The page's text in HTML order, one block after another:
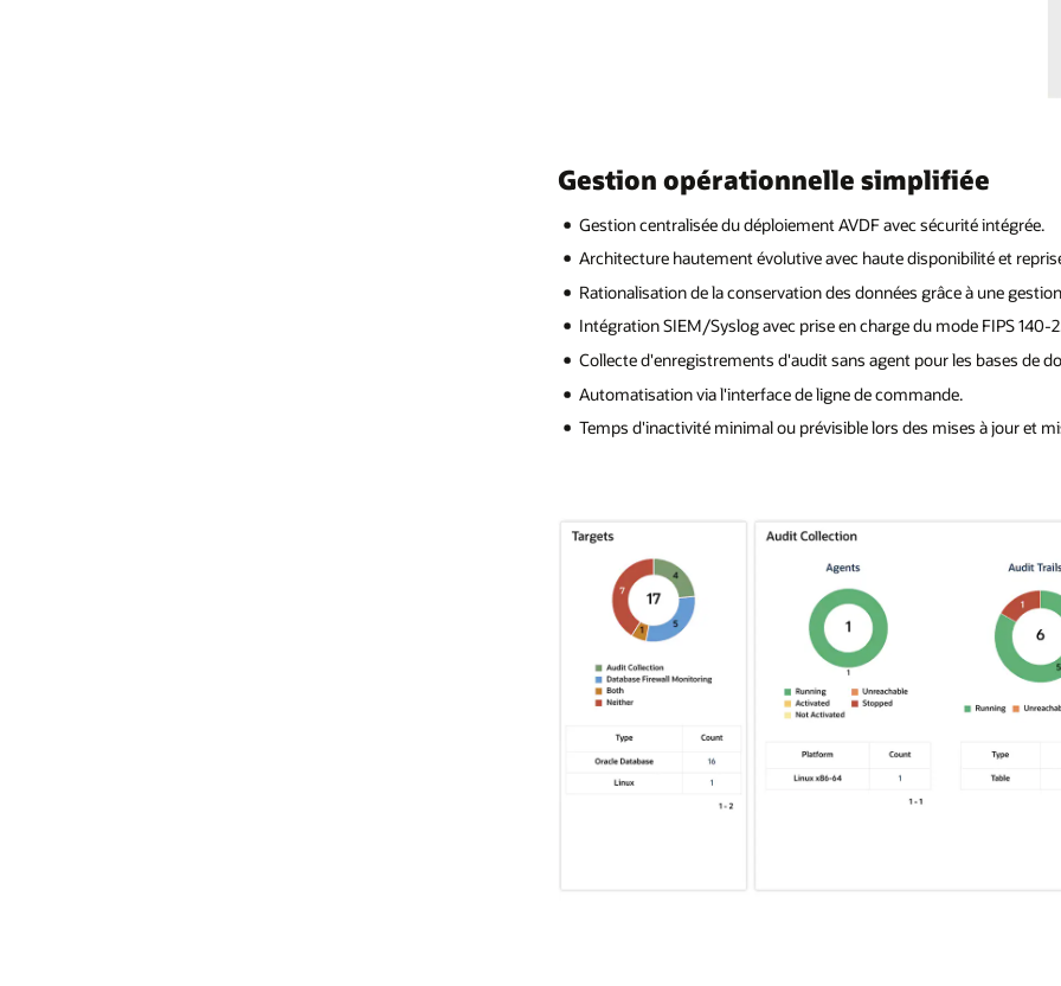
Gestion opérationnelle simplifiée
Gestion centralisée du déploiement AVDF avec sécurité intégrée.
Architecture hautement évolutive avec haute disponibilité et
Rationalisation de la conservation des données grâce à une
Intégration SIEM/Syslog avec prise en charge du mode FIPS 140-
Collecte d'enregistrements d'audit sans agent pour les bases de
Automatisation via l'interface de ligne de commande.
Temps d'inactivité minimal ou prévisible lors des mises à jour et